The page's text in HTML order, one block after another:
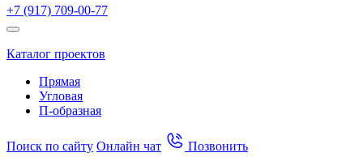
+7 (917) 709-00-77
Каталог проектов
Прямая
Угловая
П-образная
Поиск по сайту Онлайн чат
Позвонить